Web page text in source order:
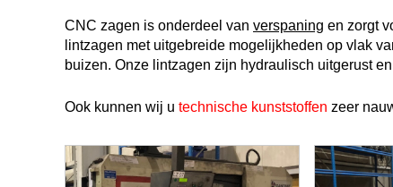
CNC zagen is onderdeel van verspaning en zorgt
lintzagen met uitgebreide mogelijkheden op vlak
buizen. Onze lintzagen zijn hydraulisch uitgerust
Ook kunnen wij u technische kunststoffen zeer